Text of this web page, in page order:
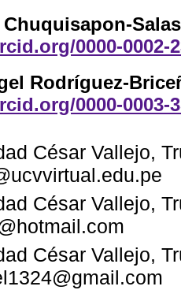
Salas
0000-0002-
Rodríguez-
0000-0003-
César Vallejo,
César Vallejo,
César Vallejo,